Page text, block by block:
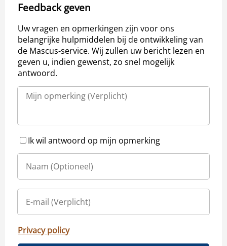
Feedback geven
Uw vragen en opmerkingen zijn voor ons
belangrijke hulpmiddelen bij de ontwikkeling van
de Mascus-service. Wij zullen uw bericht lezen en
geven u, indien gewenst, zo snel mogelijk
antwoord.
Ik wil antwoord op mijn opmerking
Privacy policy